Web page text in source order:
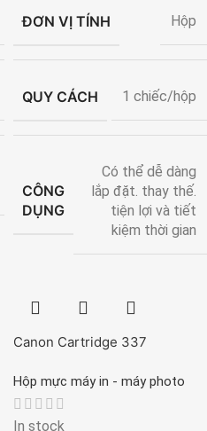
ĐƠN VỊ TÍNH Hộp
QUY CÁCH 1 chiếc/hộp
CÔNG
DỤNG
Có thể dễ dàng
lắp đặt. thay thế.
tiện lợi và tiết
kiệm thời gian
Canon Cartridge 337
Hộp mực máy in - máy photo
In stock